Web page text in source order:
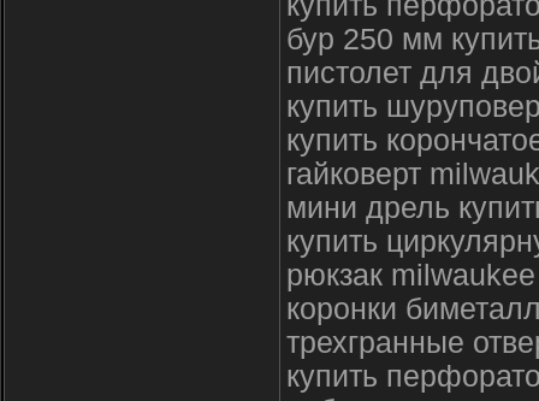
бур 250 мм
пистолет для
купить
купить
гайковерт
мини дрель
купить
рюкзак
коронки
трехгранные
купить